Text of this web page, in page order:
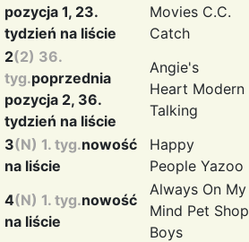
pozycja 1, 23.
tydzień na liście
Movies C.C.
Catch
2(2) 36.
tyg.poprzednia
pozycja 2, 36.
tydzień na liście
Angie's
Heart Modern
Talking
3(N) 1. tyg.nowość
na liście
Happy
People Yazoo
4(N) 1. tyg.nowość
na liście
Always On My
Mind Pet Shop
Boys